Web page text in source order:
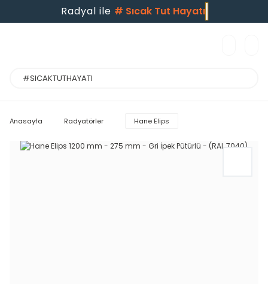
Radyal ile # Sıcak Tut Hayatı
Anasayfa Radyatörler Hane Elips